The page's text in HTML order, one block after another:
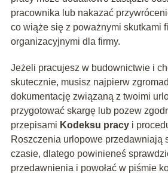
pracownika lub nakazać
co wiąże się z poważnymi skutkami
organizacyjnymi dla firmy.
Jeżeli pracujesz w budownictwie i
skutecznie, musisz najpierw
dokumentację związaną z twoimi
przygotować skargę lub pozew
przepisami Kodeksu pracyi
Roszczenia urlopowe przedawniają
czasie, dlatego powinieneś
przedawnienia i powołać w piśmie